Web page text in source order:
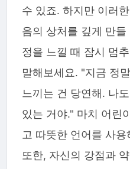
수 있죠. 하지만 이러
음의 상처를 깊게 만
정을 느낄 때 잠시 멈
말해보세요. "지금 정
느끼는 건 당연해. 나
있는 거야." 마치 어린
고 따뜻한 언어를 사
또한, 자신의 강점과